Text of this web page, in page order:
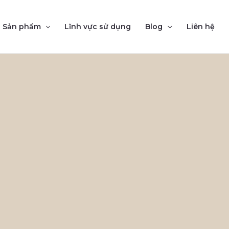
Sản phẩm Lĩnh vực sử dụng Blog Liên hệ